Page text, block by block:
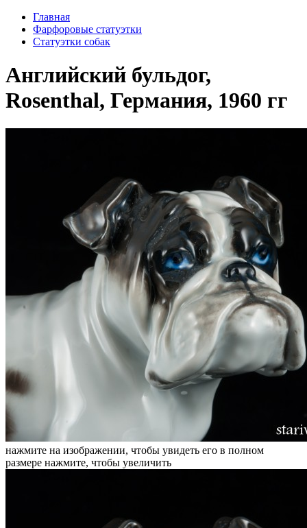
Главная
Фарфоровые статуэтки
Cтатуэтки собак
Английский бульдог,
Rosenthal, Германия, 1960 гг
нажмите на изображении, чтобы увидеть его в полном
размере нажмите, чтобы увеличить